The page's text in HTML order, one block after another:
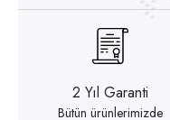
2 Yıl Garanti
Bütün ürünlerimizde